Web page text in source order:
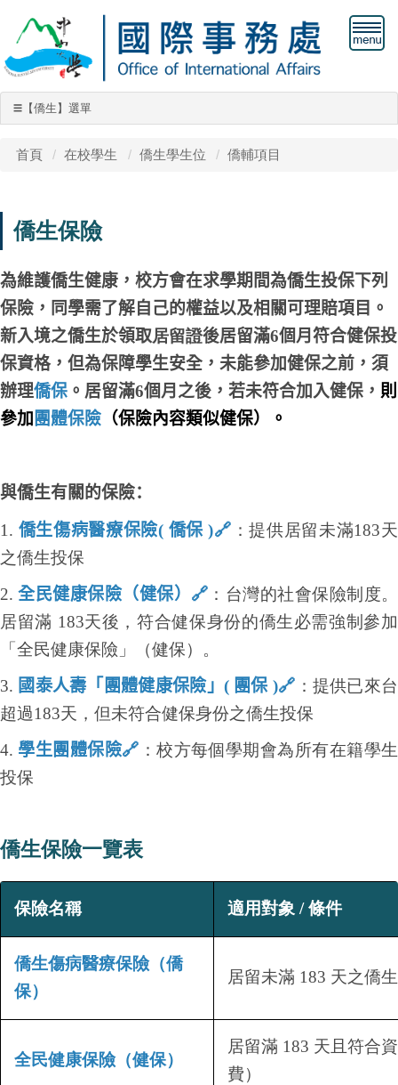
☰ 【僑生】選單
僑輔項目
僑生保險
僑生工作許可
僑生社團
僑生畢業專區
聯絡方式
首頁 在校學生 僑生學生位 僑輔項目
僑生保險
為維護僑生健康，校方會在求學期間為僑生投保下列
保險，同學需了解自己的權益以及相關可理賠項目。
新入境之僑生於領取居留證後居留滿6個月符合健保投
保資格，但為保障學生安全，未能參加健保之前，須
辦理僑保 。 居留滿6個月之後，若未符合加入健保， 則
參加 團體保險 （保險內容類似健保）。
與僑生有關的保險：
1. 僑生傷病醫療保險( 僑保 )🔗 ：提供居留未滿183天
之僑生投保
2.全民健康保險（健保） 🔗 ：台灣的社會保險制度。
居留滿 183天後，符合健保身份的僑生必需強制參加
「全民健康保險」（健保）。
3. 國泰人壽「團體健康保險」 ( 團保 )🔗 ：提供已來台
超過183天，但未符合健保身份之僑生投保
4. 學生團體保險🔗 ：校方每個學期會為所有在籍學生
投保
僑生保險一覽表
保險名稱 適用對象 / 條件
僑生傷病醫療保險（僑
保）
居留未滿 183 天之僑生
全民健康保險（健保）
居留滿 183 天且符合
費）